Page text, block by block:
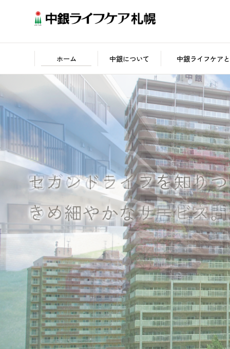
ホーム 中銀について 中銀ライフケア
「⼈⽣100年時代」を、
美しく⽣き抜くために。
寛ぎのひとときを味わ
ゆったりとした居住空
セカンドライフを知り
きめ細やかなサービス。
平岸天神山
タイプ
2LDK 63.76㎡
NEW
あいの里２号館
LB2-aタイプ
1R 55.85㎡